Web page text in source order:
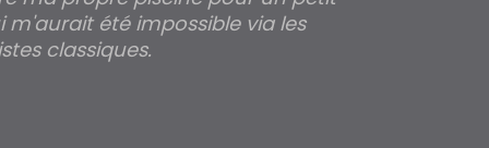
m'aurait été impossible via les
classiques.